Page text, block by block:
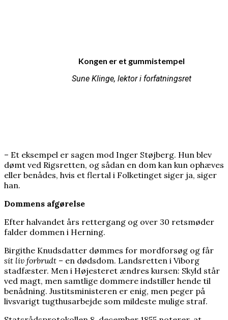
Kongen er et gummistempel
Sune Klinge, lektor i forfatningsret
– Et eksempel er sagen mod Inger Støjberg. Hun blev
dømt ved Rigsretten, og sådan en dom kan kun ophæves
eller benådes, hvis et flertal i Folketinget siger ja, siger
han.
Dommens afgørelse
Efter halvandet års rettergang og over 30 retsmøder
falder dommen i Herning.
Birgithe Knudsdatter dømmes for mordforsøg og får
sit liv forbrudt – en dødsdom. Landsretten i Viborg
stadfæster. Men i Højesteret ændres kursen: Skyld står
ved magt, men samtlige dommere indstiller hende til
benådning. Justitsministeren er enig, men peger på
livsvarigt tugthusarbejde som mildeste mulige straf.